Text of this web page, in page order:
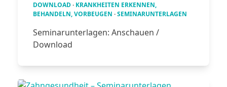
DOWNLOAD· KRANKHEITEN ERKENNEN,
BEHANDELN, VORBEUGEN ·SEMINARUNTERLAGEN
Seminarunterlagen: Anschauen /
Download